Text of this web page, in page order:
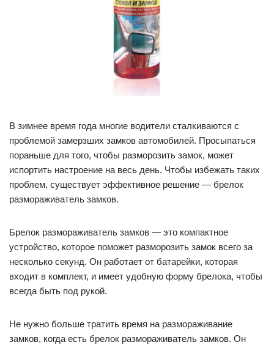
В зимнее время года многие водители сталкиваются с
проблемой замерзших замков автомобилей. Просыпаться
пораньше для того, чтобы разморозить замок, может
испортить настроение на весь день. Чтобы избежать таких
проблем, существует эффективное решение — брелок
размораживатель замков.
Брелок размораживатель замков — это компактное
устройство, которое поможет разморозить замок всего за
несколько секунд. Он работает от батарейки, которая
входит в комплект, и имеет удобную форму брелока, чтобы
всегда быть под рукой.
Не нужно больше тратить время на размораживание
замков, когда есть брелок размораживатель замков. Он